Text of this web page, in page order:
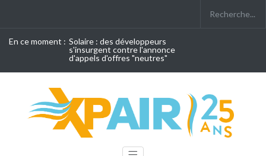
En ce moment : Solaire : des développeurs
s'insurgent contre l'annonce
d'appels d'offres "neutres"